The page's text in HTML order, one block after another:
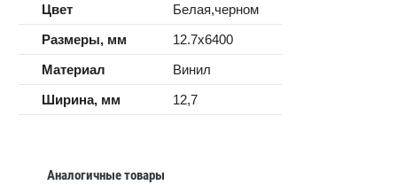
Цвет
Белая,черном
Размеры, мм
12.7x6400
Материал
Винил
Ширина, мм
12,7
Аналогичные товары